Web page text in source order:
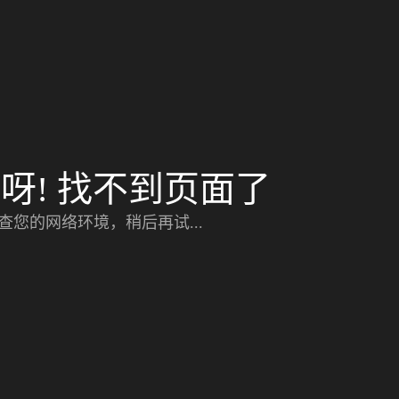
! 找不到页面了
您的网络环境，稍后再试...